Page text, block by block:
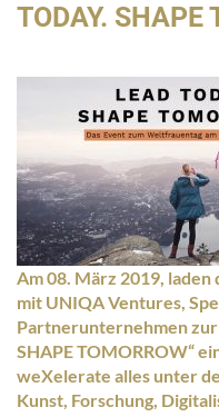
TODAY. SHAPE
Am 08. März 2019, laden
mit UNIQA Ventures,
Partnerunternehmen zur
SHAPE TOMORROW“
weXelerate alles unter
Kunst, Forschung,